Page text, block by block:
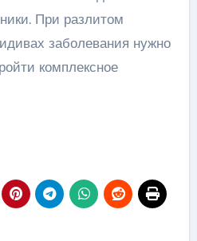
При разлитом
заболевания нужно
комплексное